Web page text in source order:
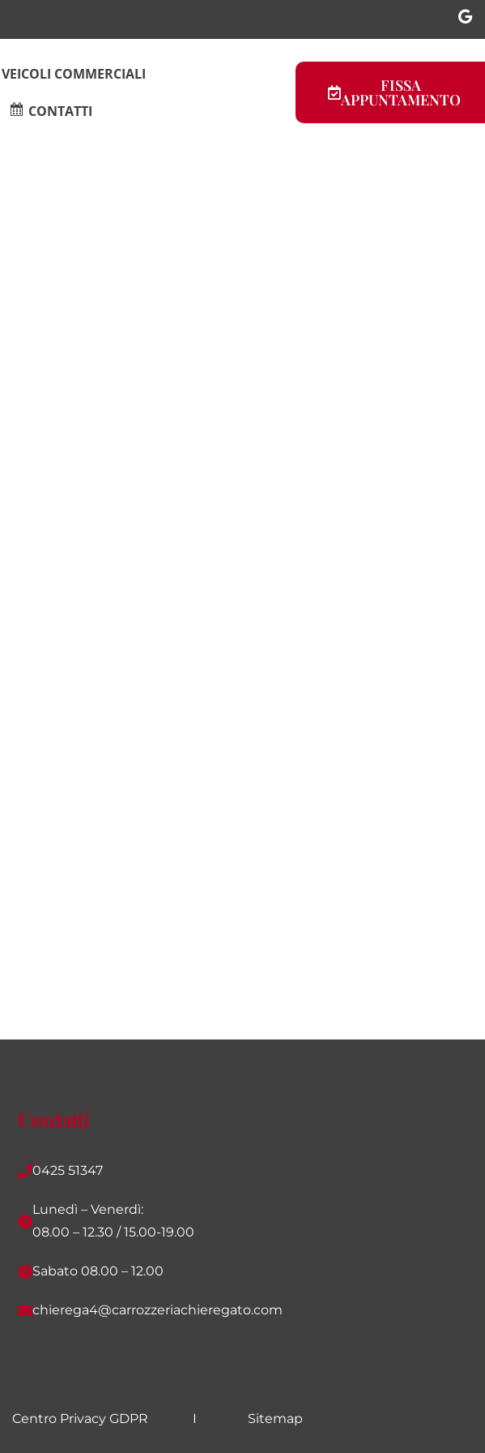
VEICOLI COMMERCIALI
CONTATTI
FISSA
APPUNTAMENTO
Contatti
0425 51347
Lunedì – Venerdì:
08.00 – 12.30 / 15.00-19.00
Sabato 08.00 – 12.00
chierega4@carrozzeriachieregato.com
Centro Privacy GDPR I Sitemap